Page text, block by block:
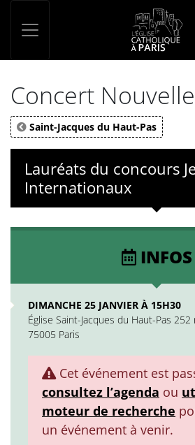
Concert
Saint-Jacques du Haut-Pas
Lauréats du concours
Internationaux
INFOS
DIMANCHE 25 JANVIER À 15H30
Église Saint-Jacques du Haut-Pas 252
75005 Paris
Cet événement est
consultez l’agenda ou
moteur de recherche
un événement à venir.
Panneau de gestion des cookies